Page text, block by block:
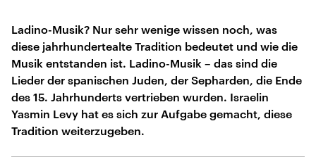
Ladino-Musik? Nur sehr wenige wissen noch, was
diese jahrhundertealte Tradition bedeutet und wie die
Musik entstanden ist. Ladino-Musik – das sind die
Lieder der spanischen Juden, der Sepharden, die Ende
des 15. Jahrhunderts vertrieben wurden. Israelin
Yasmin Levy hat es sich zur Aufgabe gemacht, diese
Tradition weiterzugeben.